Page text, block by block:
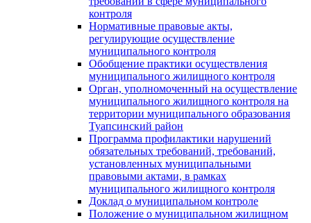
контроля
Нормативные правовые акты,
регулирующие осуществление
муниципального контроля
Обобщение практики осуществления
муниципального жилищного контроля
Орган, уполномоченный на осуществление
муниципального жилищного контроля на
территории муниципального образования
Туапсинский район
Программа профилактики нарушений
обязательных требований, требований,
установленных муниципальными
правовыми актами, в рамках
муниципального жилищного контроля
Доклад о муниципальном контроле
Положение о муниципальном жилищном